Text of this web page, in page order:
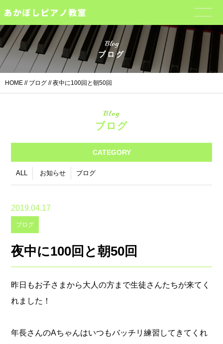
Blog
ブログ
HOME // ブログ // 夜中に100回と朝50回
Blog
ブログ
CATEGORY
ALL お知らせ ブログ
2019.04.17
ブログ
夜中に100回と朝50回
昨日もお子さまから大人の方まで生徒さんたちが来てく
れました！
年長さんのAちゃんはいつもバッチリ練習してきてくれ